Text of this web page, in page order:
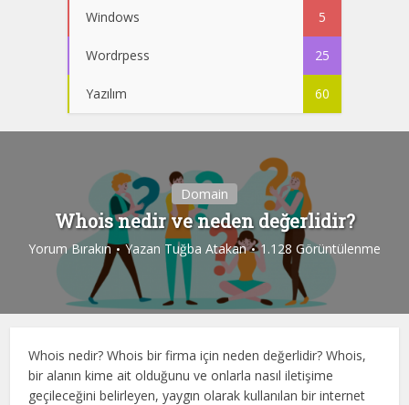
Windows 5
Wordrpess 25
Yazılım 60
Domain
Whois nedir ve neden değerlidir?
Yorum Bırakın Yazan Tuğba Atakan 1.128 Görüntülenme
Whois nedir? Whois bir firma için neden değerlidir? Whois,
bir alanın kime ait olduğunu ve onlarla nasıl iletişime
geçileceğini belirleyen, yaygın olarak kullanılan bir internet